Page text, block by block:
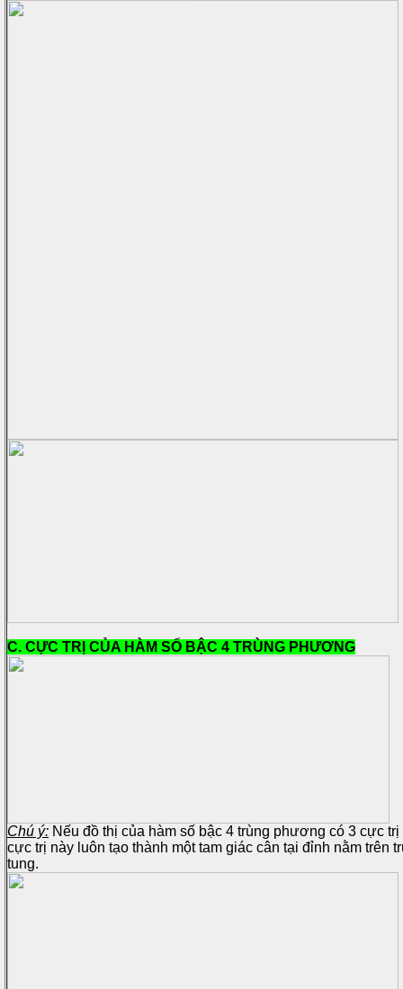
C. CỰC TRỊ CỦA HÀM SỐ BẬC 4 TRÙNG PHƯƠNG
Chú ý: Nếu đồ thị của hàm số bậc 4 trùng phương có 3 cực trị
cực trị này luôn tạo thành một tam giác cân tại đỉnh nằm trên
tung.